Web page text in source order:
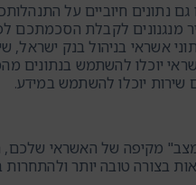
נתונים חיוביים על
לקבלת הסכמתכם
אשראי בניהול בנק ישראל,
יוכלו להשתמש בנתונים
שירות יוכלו להשתמש במידע.
מקיפה של האשראי שלכם,
בצורה טובה יותר ולהתחרות